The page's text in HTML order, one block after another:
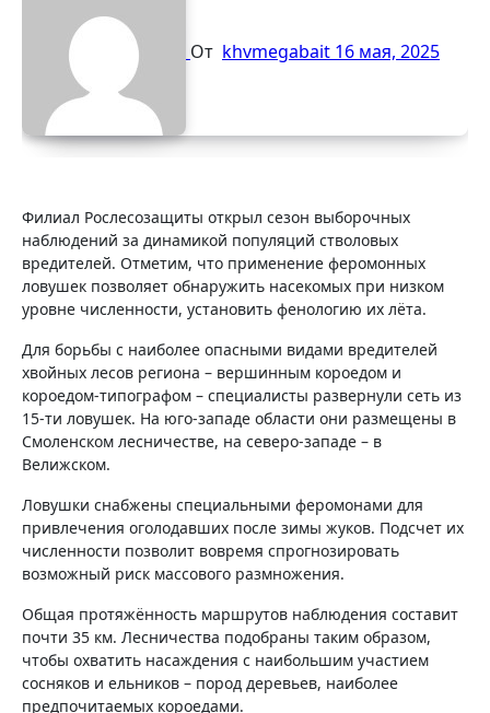
От khvmegabait 16 мая, 2025
Филиал Рослесозащиты открыл сезон выборочных
наблюдений за динамикой популяций стволовых
вредителей. Отметим, что применение феромонных
ловушек позволяет обнаружить насекомых при низком
уровне численности, установить фенологию их лёта.
Для борьбы с наиболее опасными видами вредителей
хвойных лесов региона – вершинным короедом и
короедом-типографом – специалисты развернули сеть из
15-ти ловушек. На юго-западе области они размещены в
Смоленском лесничестве, на северо-западе – в
Велижском.
Ловушки снабжены специальными феромонами для
привлечения оголодавших после зимы жуков. Подсчет их
численности позволит вовремя спрогнозировать
возможный риск массового размножения.
Общая протяжённость маршрутов наблюдения составит
почти 35 км. Лесничества подобраны таким образом,
чтобы охватить насаждения с наибольшим участием
сосняков и ельников – пород деревьев, наиболее
предпочитаемых короедами.